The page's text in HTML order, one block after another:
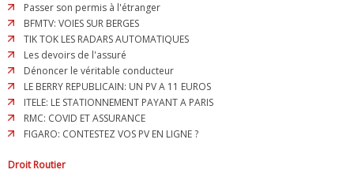
Passer son permis à l'étranger
BFMTV: VOIES SUR BERGES
TIK TOK LES RADARS AUTOMATIQUES
Les devoirs de l'assuré
Dénoncer le véritable conducteur
LE BERRY REPUBLICAIN: UN PV A 11 EUROS
ITELE: LE STATIONNEMENT PAYANT A PARIS
RMC: COVID ET ASSURANCE
FIGARO: CONTESTEZ VOS PV EN LIGNE ?
Droit Routier